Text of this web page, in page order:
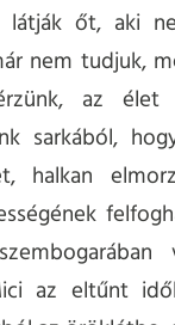
őt, aki
nem tudjuk,
az
sarkából,
halkan
az eltűnt